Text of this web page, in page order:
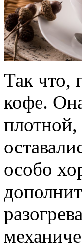
Так что,
кофе.
плотной,
особо